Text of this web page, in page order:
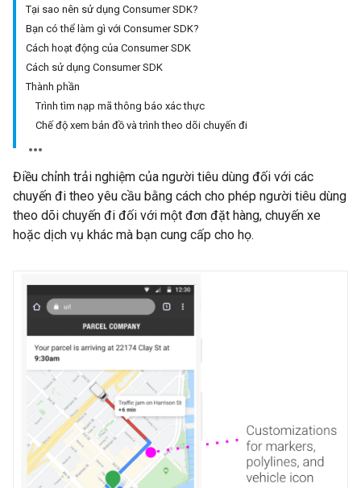
Tại sao nên sử dụng Consumer SDK?
Bạn có thể làm gì với Consumer SDK?
Cách hoạt động của Consumer SDK
Cách sử dụng Consumer SDK
Thành phần
Trình tìm nạp mã thông báo xác thực
Chế độ xem bản đồ và trình theo dõi chuyến đi
Điều chỉnh trải nghiệm của người tiêu dùng đối với các
chuyến đi theo yêu cầu bằng cách cho phép người tiêu dùng
theo dõi chuyến đi đối với một đơn đặt hàng, chuyến xe
hoặc dịch vụ khác mà bạn cung cấp cho họ.